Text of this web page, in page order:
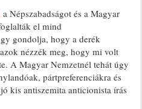
a Népszabadságot és a Magyar
el mind
gondolja, hogy a derék
nézzék meg, hogy mi volt
A Magyar Nemzetnél tehát úgy
pártpreferenciákra és
kis antiszemita anticionista írás